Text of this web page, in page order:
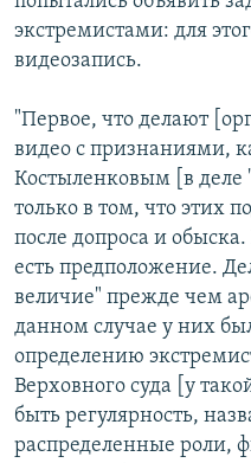
экстремистами: для
видеозапись.
"Первое, что делают
видео с признаниями,
Костыленковым [в деле
только в том, что этих
после допроса и
есть предположение.
величие" прежде чем
данном случае у них
определению
Верховного суда [у
быть регулярность,
распределенные роли,